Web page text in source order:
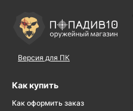
Версия для ПК
Как купить
Как оформить заказ